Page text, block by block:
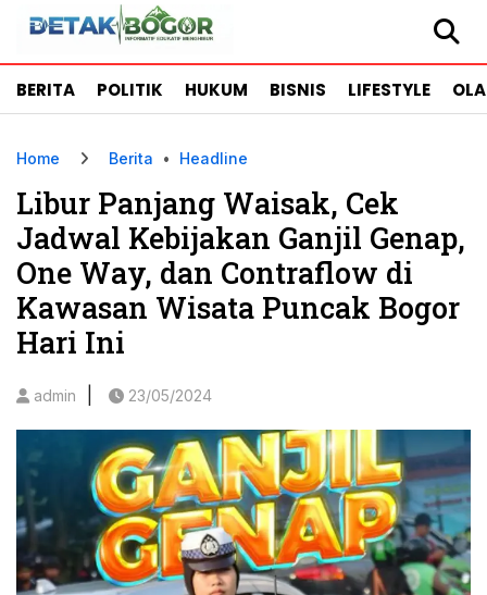
BERITA POLITIK HUKUM BISNIS LIFESTYLE
Home Berita • Headline
Libur Panjang Waisak, Cek
Jadwal Kebijakan Ganjil Genap,
One Way, dan Contraflow di
Kawasan Wisata Puncak Bogor
Hari Ini
admin 23/05/2024